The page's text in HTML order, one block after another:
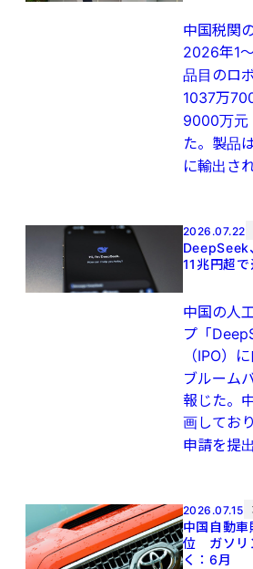
中国税関
2026年1
品目のロ
1037万
9000万元
た。製品
に輸出さ
2026.07.22
11兆円超
中国の人
プ「
（IPO）
ブルーム
報じた。
画してお
申請を提
2026.07.15
中国自動
位 ガソリ
く：6月